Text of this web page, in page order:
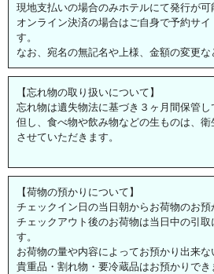
現地支払いの場合のみホテルにて発行が可
オンライン決済の場合はご自身で予約サ
す。
なお、宛名の無記名や上様、金額の変更な
【忘れ物の取り扱いについて】
忘れ物は遺失物法に基づき３ヶ月間保管し
但し、食べ物や飲み物などの生ものは、
させていただきます。
【荷物の預かりについて】
チェックイン日の当日朝からお荷物のお
チェックアウト後のお荷物は当日中の引
す。
お荷物の量や内容によってお預かり出来な
貴重品・割れ物・要冷蔵品はお預かりでき